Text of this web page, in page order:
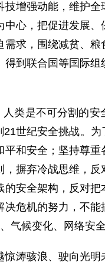
增强动能，维护
心，把促进发展
求，围绕减贫、
到联合国等国际
类是不可分割的安
世纪安全挑战。
和安全；坚持尊重
摒弃冷战思维，
安全架构，反对
危机的努力，不
气候变化、网络安
涛骇浪、驶向光明